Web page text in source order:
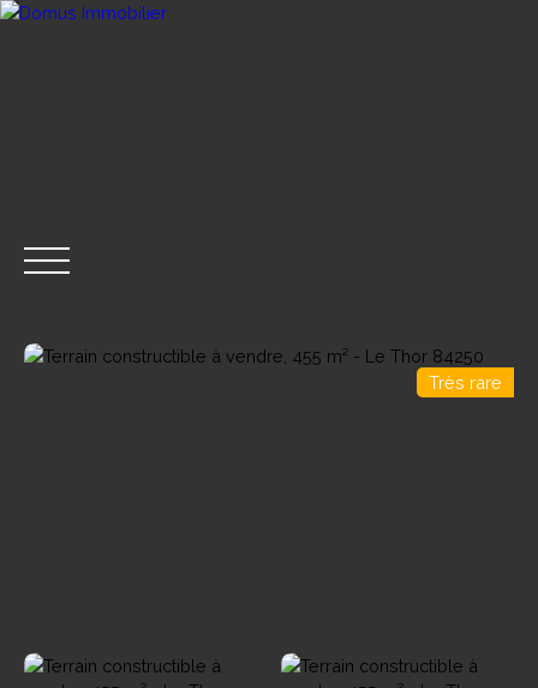
Très rare